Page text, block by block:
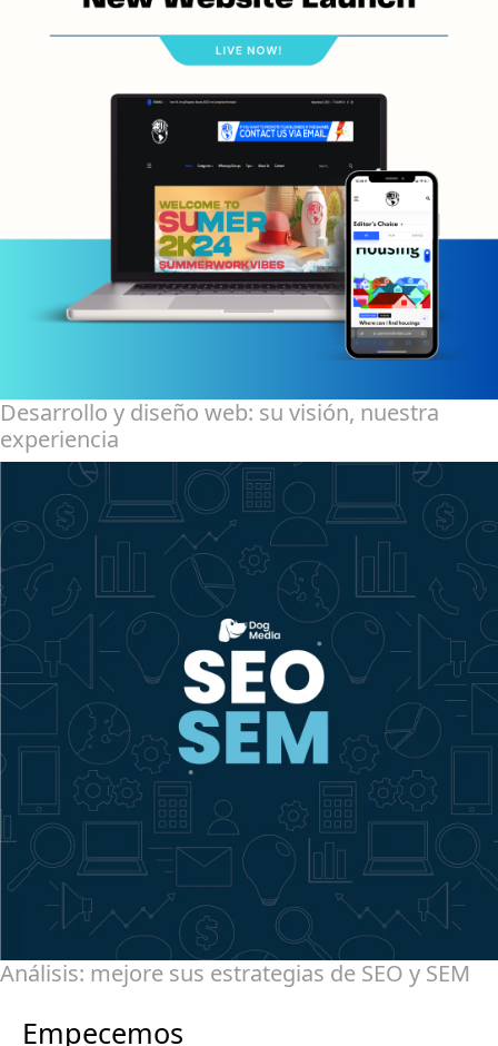
Desarrollo y diseño web: su visión, nuestra
experiencia
Análisis: mejore sus estrategias de SEO y SEM
Empecemos